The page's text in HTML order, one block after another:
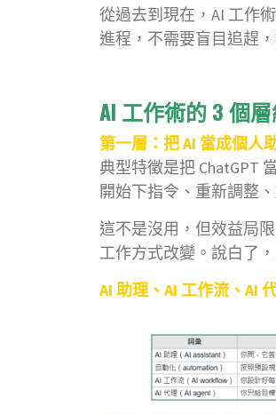
從過去到現在，AI 工作
進程，不需要盲目追趕
AI 工作術的 3 個
第一層：把 AI 當成個人
典型特徵是把 ChatGPT
開始下指令、重新調整
這不是沒用，但效益局
工作方式改變。說白了
AI 助理、AI 工作流、AI